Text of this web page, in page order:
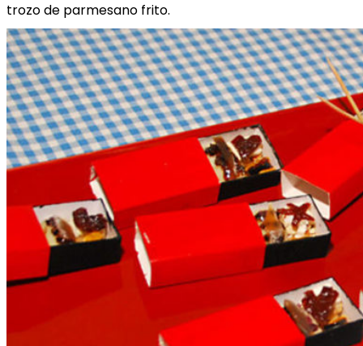
trozo de parmesano frito.